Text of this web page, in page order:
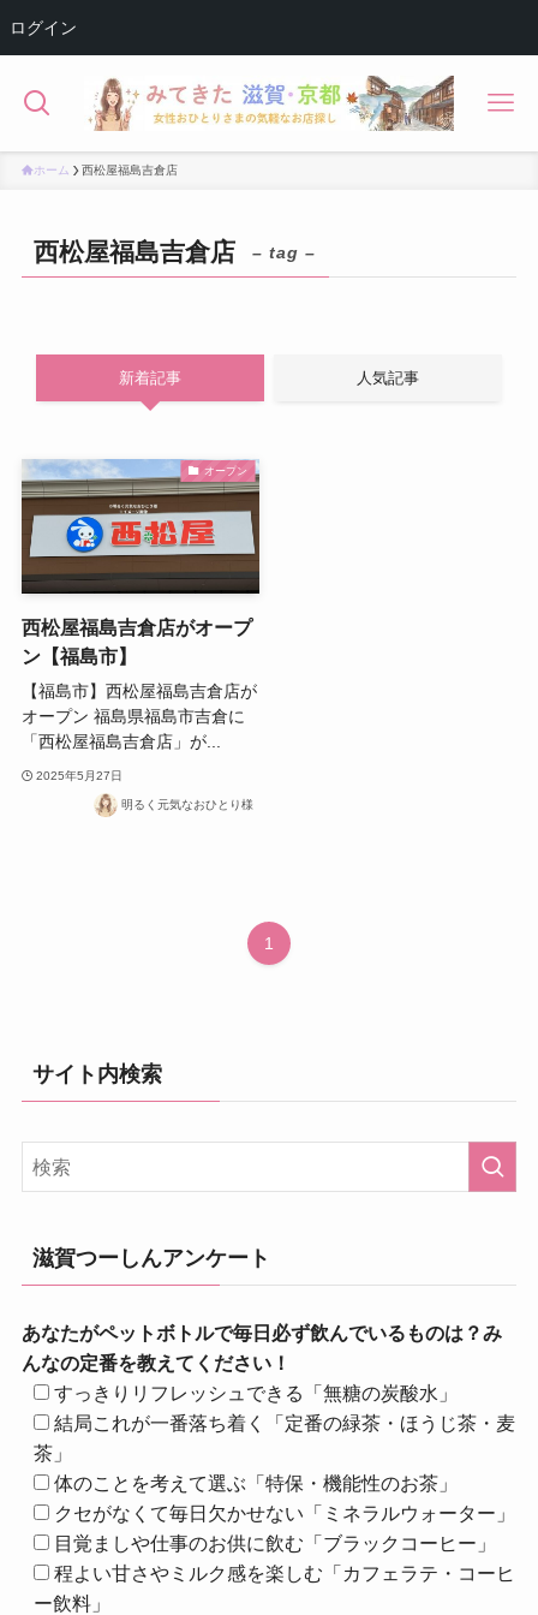
ログイン
ホーム 西松屋福島吉倉店
西松屋福島吉倉店 – tag –
新着記事 人気記事
オープン
西松屋福島吉倉店がオープ
ン【福島市】
【福島市】西松屋福島吉倉店が
オープン 福島県福島市吉倉に
「西松屋福島吉倉店」が...
2025年5月27日
明るく元気なおひとり様
1
サイト内検索
滋賀つーしんアンケート
あなたがペットボトルで毎日必ず飲んでいるものは？み
んなの定番を教えてください！
すっきりリフレッシュできる「無糖の炭酸水」
結局これが一番落ち着く「定番の緑茶・ほうじ茶・麦
茶」
体のことを考えて選ぶ「特保・機能性のお茶」
クセがなくて毎日欠かせない「ミネラルウォーター」
目覚ましや仕事のお供に飲む「ブラックコーヒー」
程よい甘さやミルク感を楽しむ「カフェラテ・コーヒ
ー飲料」